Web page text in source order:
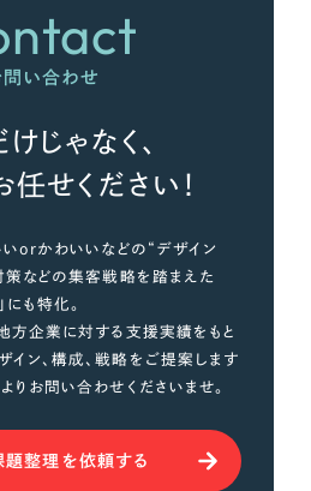
問い合わせ
じゃなく、
せください！
いorかわいいなどの“デザイン
策などの集客戦略を踏まえた
にも特化。
企業に対する支援実績をもと
イン、構成、戦略をご提案します
りお問い合わせくださいませ。
整理を依頼する